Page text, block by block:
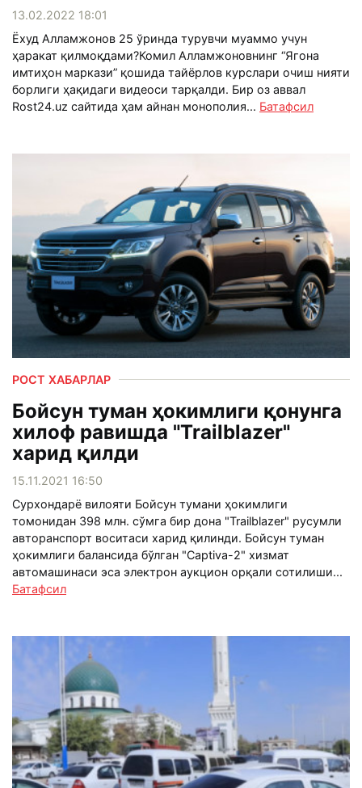
13.02.2022 18:01
Ёхуд Алламжонов 25 ўринда турувчи муаммо учун
ҳаракат қилмоқдами?Комил Алламжоновнинг “Ягона
имтиҳон маркази” қошида тайёрлов курслари очиш нияти
борлиги ҳақидаги видеоси тарқалди. Бир оз аввал
Rost24.uz сайтида ҳам айнан монополия... Батафсил
РОСТ ХАБАРЛАР
Бойсун туман ҳокимлиги қонунга
хилоф равишда "Trailblazer"
харид қилди
15.11.2021 16:50
Сурхондарё вилояти Бойсун тумани ҳокимлиги
томонидан 398 млн. сўмга бир дона "Trailblazer" русумли
авторанспорт воситаси харид қилинди. Бойсун туман
ҳокимлиги балансида бўлган "Captiva-2" хизмат
автомашинаси эса электрон аукцион орқали сотилиши...
Батафсил